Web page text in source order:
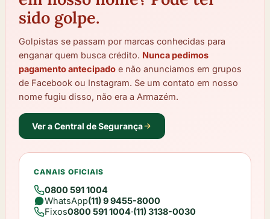
sido golpe.
Golpistas se passam por marcas conhecidas para
enganar quem busca crédito. Nunca pedimos
pagamento antecipado e não anunciamos em grupos
de Facebook ou Instagram. Se um contato em nosso
nome fugiu disso, não era a Armazém.
Ver a Central de Segurança
CANAIS OFICIAIS
0800 591 1004
WhatsApp(11) 9 9455-8000
Fixos0800 591 1004·(11) 3138-0030